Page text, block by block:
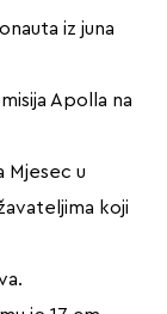
iz juna
Apolla na
Mjesec u
koji